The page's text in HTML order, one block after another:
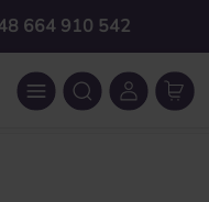
664 910 542